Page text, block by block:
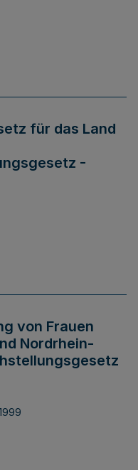
für das Land
-
von Frauen
Nordrhein-